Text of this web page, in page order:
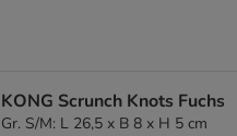
KONG Scrunch Knots Fuchs
Gr. S/M: L 26,5 x B 8 x H 5 cm